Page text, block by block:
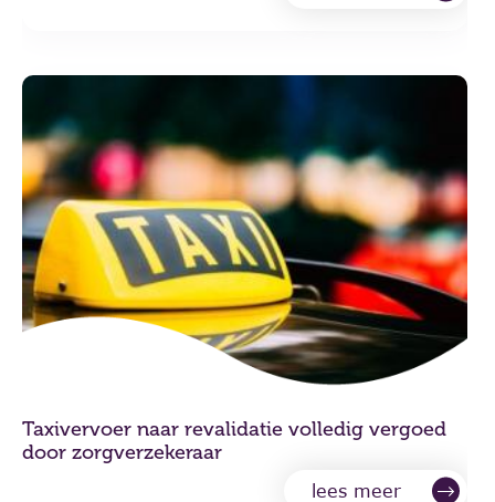
Taxivervoer naar revalidatie volledig vergoed
door zorgverzekeraar
lees meer